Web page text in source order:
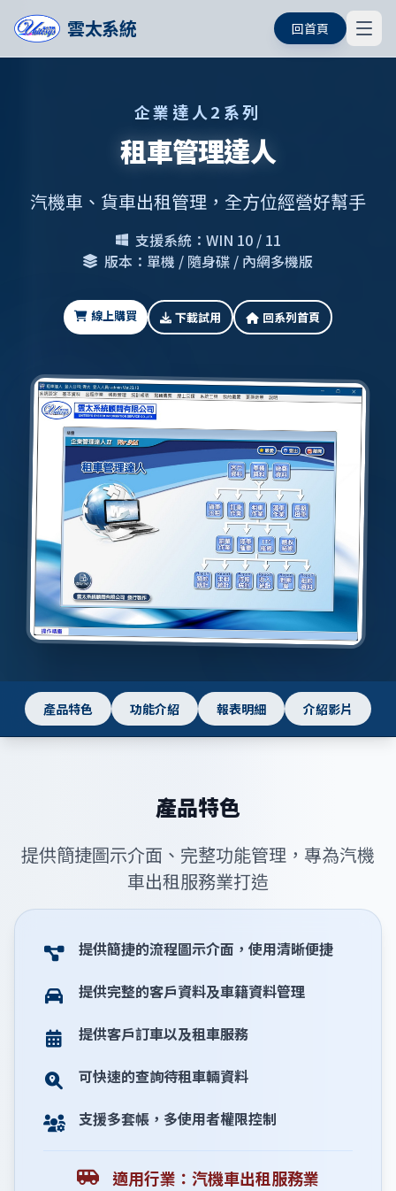
雲太系統 回首頁
企業達人2系列
租車管理達人
汽機車、貨車出租管理，全方位經營好幫手
支援系統：WIN 10 / 11
版本：單機 / 隨身碟 / 內網多機版
線上購買 下載試用 回系列首頁
產品特色 功能介紹 報表明細 介紹影片
產品特色
提供簡捷圖示介面、完整功能管理，專為汽機
車出租服務業打造
提供簡捷的流程圖示介面，使用清晰便捷
提供完整的客戶資料及車籍資料管理
提供客戶訂車以及租車服務
可快速的查詢待租車輛資料
支援多套帳，多使用者權限控制
適用行業：汽機車出租服務業